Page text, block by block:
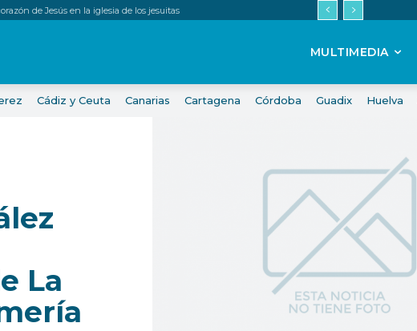
de Jesús en la iglesia de los jesuitas
MULTIMEDIA
Cádiz y Ceuta Canarias Cartagena Córdoba Guadix Huelva
La